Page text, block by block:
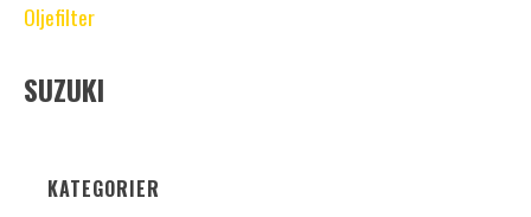
Oljefilter
SUZUKI
KATEGORIER